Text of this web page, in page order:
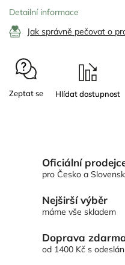
Detailní informace
Jak správně pečovat o
Zeptat se
Oficiální
pro Česko a
Nejširší výběr
máme vše skladem
Doprava
od 1400 Kč s